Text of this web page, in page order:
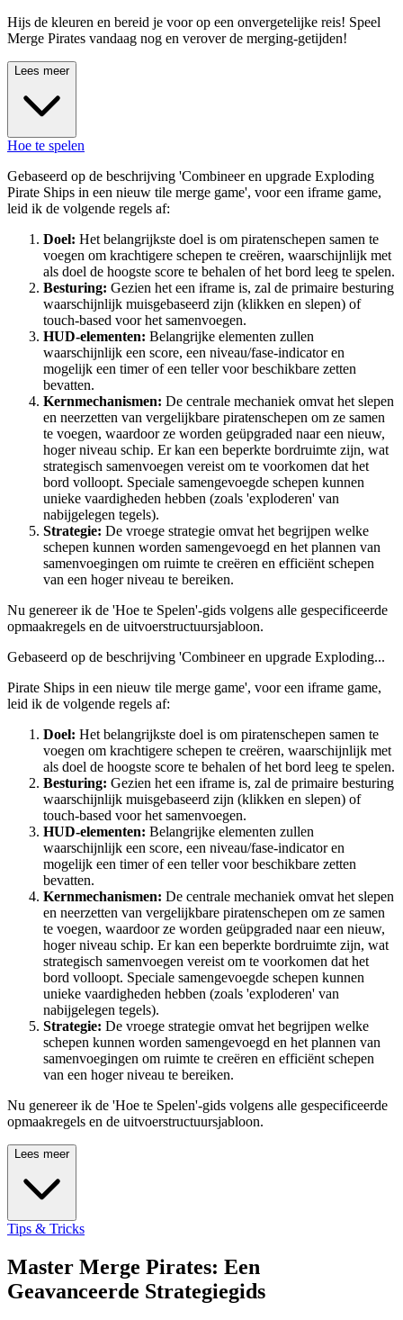
Hijs de kleuren en bereid je voor op een onvergetelijke reis! Speel
Merge Pirates vandaag nog en verover de merging-getijden!
Lees meer
Hoe te spelen
Gebaseerd op de beschrijving 'Combineer en upgrade Exploding
Pirate Ships in een nieuw tile merge game', voor een iframe game,
leid ik de volgende regels af:
Doel: Het belangrijkste doel is om piratenschepen samen te
voegen om krachtigere schepen te creëren, waarschijnlijk met
als doel de hoogste score te behalen of het bord leeg te spelen.
Besturing: Gezien het een iframe is, zal de primaire besturing
waarschijnlijk muisgebaseerd zijn (klikken en slepen) of
touch-based voor het samenvoegen.
HUD-elementen: Belangrijke elementen zullen
waarschijnlijk een score, een niveau/fase-indicator en
mogelijk een timer of een teller voor beschikbare zetten
bevatten.
Kernmechanismen: De centrale mechaniek omvat het slepen
en neerzetten van vergelijkbare piratenschepen om ze samen
te voegen, waardoor ze worden geüpgraded naar een nieuw,
hoger niveau schip. Er kan een beperkte bordruimte zijn, wat
strategisch samenvoegen vereist om te voorkomen dat het
bord volloopt. Speciale samengevoegde schepen kunnen
unieke vaardigheden hebben (zoals 'exploderen' van
nabijgelegen tegels).
Strategie: De vroege strategie omvat het begrijpen welke
schepen kunnen worden samengevoegd en het plannen van
samenvoegingen om ruimte te creëren en efficiënt schepen
van een hoger niveau te bereiken.
Nu genereer ik de 'Hoe te Spelen'-gids volgens alle gespecificeerde
opmaakregels en de uitvoerstructuursjabloon.
Gebaseerd op de beschrijving 'Combineer en upgrade Exploding...
Pirate Ships in een nieuw tile merge game', voor een iframe game,
leid ik de volgende regels af:
Doel: Het belangrijkste doel is om piratenschepen samen te
voegen om krachtigere schepen te creëren, waarschijnlijk met
als doel de hoogste score te behalen of het bord leeg te spelen.
Besturing: Gezien het een iframe is, zal de primaire besturing
waarschijnlijk muisgebaseerd zijn (klikken en slepen) of
touch-based voor het samenvoegen.
HUD-elementen: Belangrijke elementen zullen
waarschijnlijk een score, een niveau/fase-indicator en
mogelijk een timer of een teller voor beschikbare zetten
bevatten.
Kernmechanismen: De centrale mechaniek omvat het slepen
en neerzetten van vergelijkbare piratenschepen om ze samen
te voegen, waardoor ze worden geüpgraded naar een nieuw,
hoger niveau schip. Er kan een beperkte bordruimte zijn, wat
strategisch samenvoegen vereist om te voorkomen dat het
bord volloopt. Speciale samengevoegde schepen kunnen
unieke vaardigheden hebben (zoals 'exploderen' van
nabijgelegen tegels).
Strategie: De vroege strategie omvat het begrijpen welke
schepen kunnen worden samengevoegd en het plannen van
samenvoegingen om ruimte te creëren en efficiënt schepen
van een hoger niveau te bereiken.
Nu genereer ik de 'Hoe te Spelen'-gids volgens alle gespecificeerde
opmaakregels en de uitvoerstructuursjabloon.
Lees meer
Tips & Tricks
Master Merge Pirates: Een
Geavanceerde Strategiegids